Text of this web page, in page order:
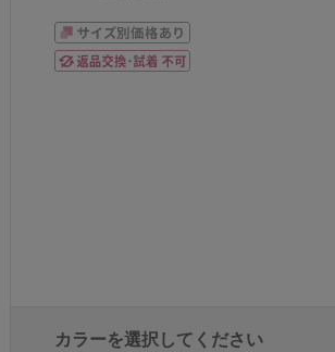
カラーを選択してください